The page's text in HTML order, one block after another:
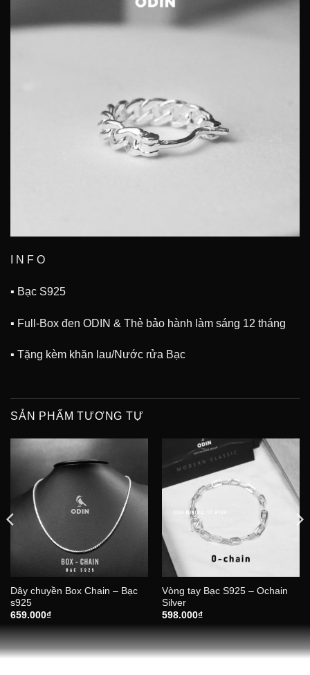
I N F O
▪ Bạc S925
▪ Full-Box đen ODIN & Thẻ bảo hành làm sáng 12 tháng
▪ Tặng kèm khăn lau/Nước rửa Bạc
SẢN PHẨM TƯƠNG TỰ
Dây chuyền Box Chain – Bạc
s925
659.000₫
Vòng tay Bạc S925 – Ochain
Silver
598.000₫